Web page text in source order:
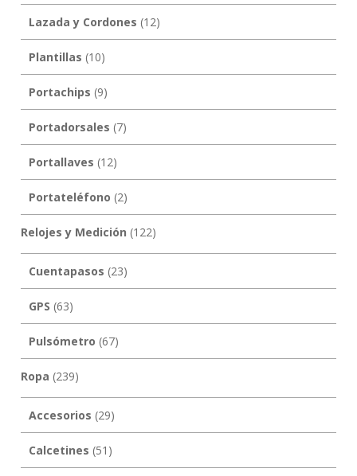
Lazada y Cordones (12)
Plantillas (10)
Portachips (9)
Portadorsales (7)
Portallaves (12)
Portateléfono (2)
Relojes y Medición (122)
Cuentapasos (23)
GPS (63)
Pulsómetro (67)
Ropa (239)
Accesorios (29)
Calcetines (51)